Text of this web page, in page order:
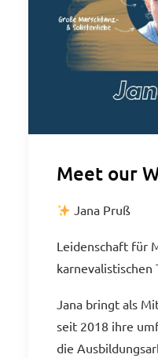
Meet our
Jana Pruß
Leidenschaft für
karnevalistischen
Jana bringt als
seit 2018 ihre
die